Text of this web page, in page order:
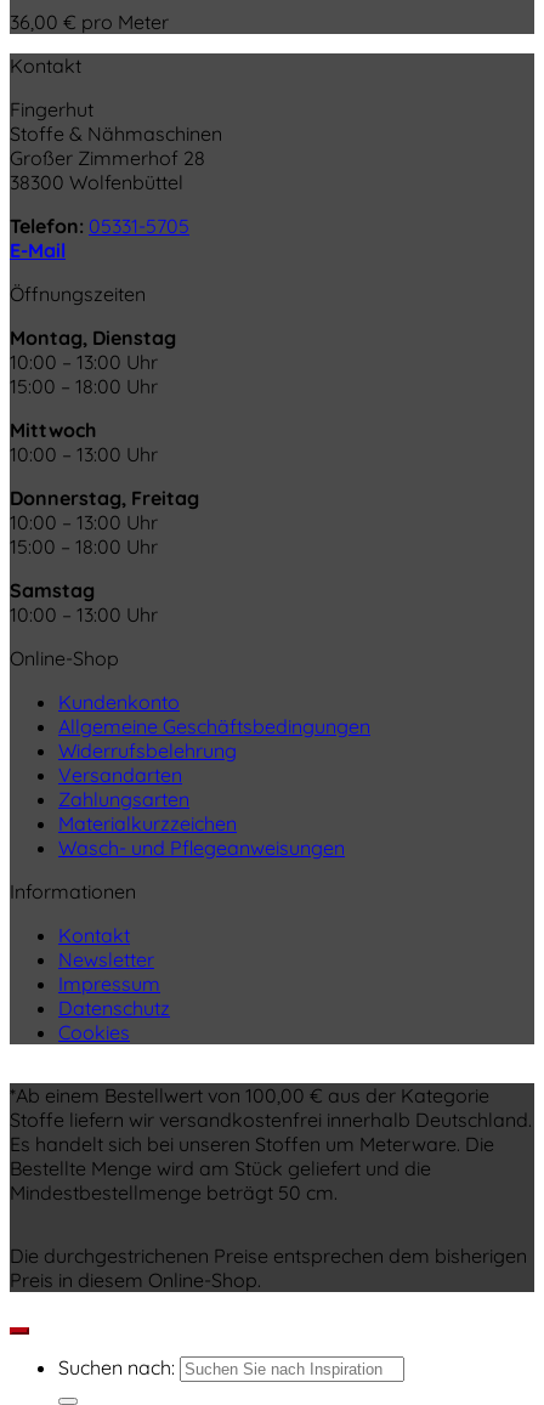
36,00 € pro Meter
Kontakt
Fingerhut
Stoffe & Nähmaschinen
Großer Zimmerhof 28
38300 Wolfenbüttel
Telefon: 05331-5705
E-Mail
Öffnungszeiten
Montag, Dienstag
10:00 – 13:00 Uhr
15:00 – 18:00 Uhr
Mittwoch
10:00 – 13:00 Uhr
Donnerstag, Freitag
10:00 – 13:00 Uhr
15:00 – 18:00 Uhr
Samstag
10:00 – 13:00 Uhr
Online-Shop
Kundenkonto
Allgemeine Geschäftsbedingungen
Widerrufsbelehrung
Versandarten
Zahlungsarten
Materialkurzzeichen
Wasch- und Pflegeanweisungen
Informationen
Kontakt
Newsletter
Impressum
Datenschutz
Cookies
*Ab einem Bestellwert von 100,00 € aus der Kategorie
Stoffe liefern wir versandkostenfrei innerhalb Deutschland.
Es handelt sich bei unseren Stoffen um Meterware. Die
Bestellte Menge wird am Stück geliefert und die
Mindestbestellmenge beträgt 50 cm.
Die durchgestrichenen Preise entsprechen dem bisherigen
Preis in diesem Online-Shop.
Suchen nach: